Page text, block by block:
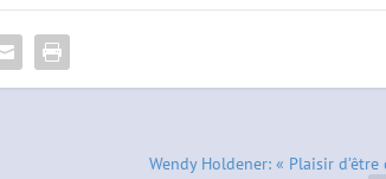
Wendy Holdener: « Plaisir